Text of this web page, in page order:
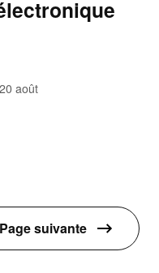
20 août
Page suivante